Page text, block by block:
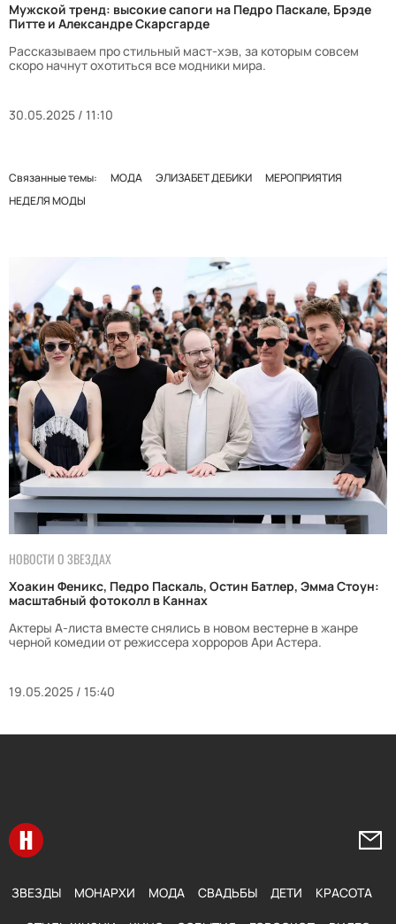
Мужской тренд: высокие сапоги на Педро Паскале, Брэде
Питте и Александре Скарсгарде
Рассказываем про стильный маст-хэв, за которым совсем
скоро начнут охотиться все модники мира.
30.05.2025 / 11:10
Связанные темы: МОДА ЭЛИЗАБЕТ ДЕБИКИ
МЕРОПРИЯТИЯ
НЕДЕЛЯ МОДЫ
НОВОСТИ О ЗВЕЗДАХ
Хоакин Феникс, Педро Паскаль, Остин Батлер, Эмма Стоун:
масштабный фотоколл в Каннах
Актеры А-листа вместе снялись в новом вестерне в жанре
черной комедии от режиссера хорроров Ари Астера.
19.05.2025 / 15:40
Перейти на главную
ЗВЕЗДЫ МОНАРХИ МОДА СВАДЬБЫ ДЕТИ КРАСОТА